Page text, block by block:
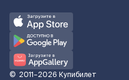
© 2011–2026 Купибилет